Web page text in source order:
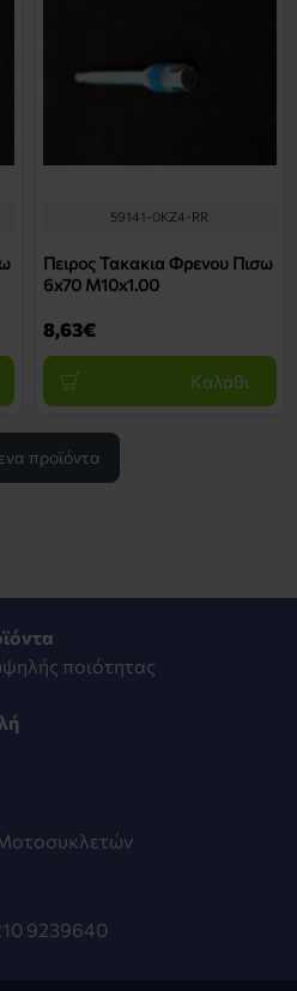
59141-0KZ4-RR
Πειρος Τακακια Φρενου Πισω
6x70 M10x1.00
8,63€
Καλάθι
προϊόντα
ποιότητας
9239640